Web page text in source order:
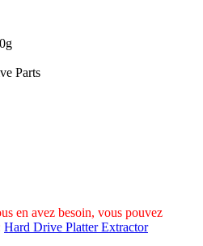
Parts
en avez besoin, vous pouvez
Hard Drive Platter Extractor